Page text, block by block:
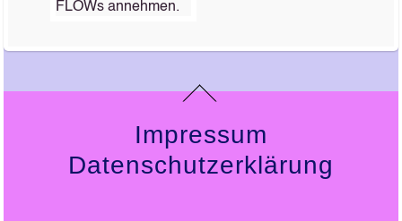
FLOWs annehmen.
Impressum
Datenschutzerklärung